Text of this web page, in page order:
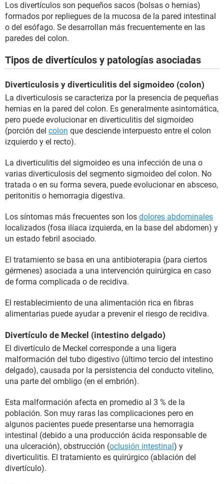
Los divertículos son pequeños sacos (bolsas o hernias)
formados por repliegues de la mucosa de la pared intestinal
o del esófago. Se desarrollan más frecuentemente en las
paredes del colon.
Tipos de divertículos y patologías asociadas
Diverticulosis y diverticulitis del sigmoideo (colon)
La diverticulosis se caracteriza por la presencia de pequeñas
hernias en la pared del colon. Es generalmente asintomática,
pero puede evolucionar en diverticulitis del sigmoideo
(porción del colon que desciende interpuesto entre el colon
izquierdo y el recto).
La diverticulitis del sigmoideo es una infección de una o
varias diverticulosis del segmento sigmoideo del colon. No
tratada o en su forma severa, puede evolucionar en absceso,
peritonitis o hemorragia digestiva.
Los síntomas más frecuentes son los dolores abdominales
localizados (fosa ilíaca izquierda, en la base del abdomen) y
un estado febril asociado.
El tratamiento se basa en una antibioterapia (para ciertos
gérmenes) asociada a una intervención quirúrgica en caso
de forma complicada o de recidiva.
El restablecimiento de una alimentación rica en fibras
alimentarias puede ayudar a prevenir el riesgo de recidiva.
Divertículo de Meckel (intestino delgado)
El divertículo de Meckel corresponde a una ligera
malformación del tubo digestivo (último tercio del intestino
delgado), causada por la persistencia del conducto vitelino,
una parte del ombligo (en el embrión).
Esta malformación afecta en promedio al 3 % de la
población. Son muy raras las complicaciones pero en
algunos pacientes puede presentarse una hemorragia
intestinal (debido a una producción ácida responsable de
una ulceración), obstrucción (oclusión intestinal) y
diverticulitis. El tratamiento es quirúrgico (ablación del
divertículo).